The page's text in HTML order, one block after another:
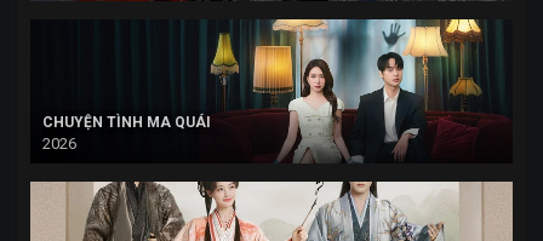
CHUYỆN TÌNH MA QUÁI
2026